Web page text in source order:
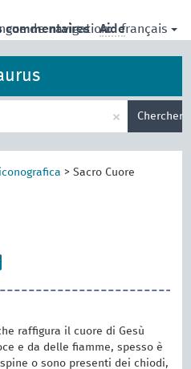
de navigation: français
commentaires Aide
× Chercher
>Sacro Cuore
raffigura il cuore di Gesù
e da delle fiamme, spesso è
o sono presenti dei chiodi,